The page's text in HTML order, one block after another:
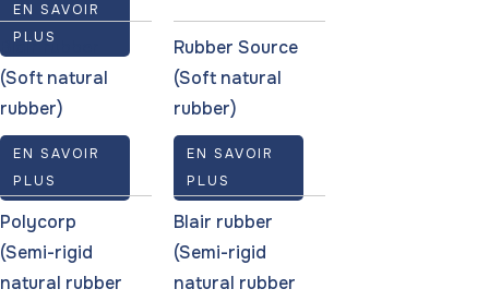
EN SAVOIR
PLUS
Blair rubber
(Soft natural
rubber)
EN SAVOIR
PLUS
Rubber Source
(Soft natural
rubber)
EN SAVOIR
PLUS
Polycorp
(Semi-rigid
natural rubber
Blair rubber
(Semi-rigid
natural rubber